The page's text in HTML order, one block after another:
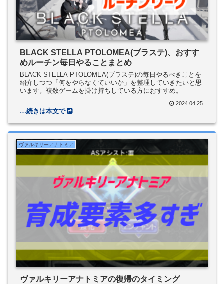
BLACK STELLA PTOLOMEA(ブラステ)、おすす
めルーチン毎日やることまとめ
BLACK STELLA PTOLOMEA(ブラステ)の毎日やるべきことを
紹介しつつ「何をやらなくていいか」を整理していきたいと思
います。複数ゲームを掛け持ちしている方におすすめ。
2024.04.25
ヴァルキリーアナトミア
ヴァルキリーアナトミアの復帰のタイミング